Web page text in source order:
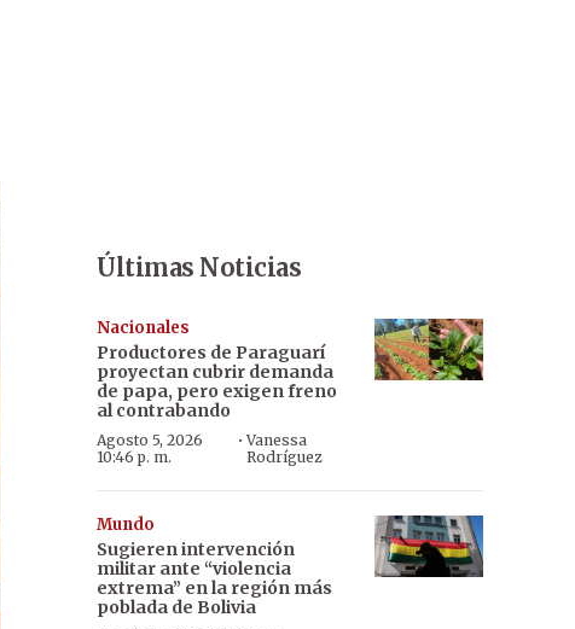
Últimas Noticias
Nacionales
Productores de Paraguarí
proyectan cubrir demanda
de papa, pero exigen freno
al contrabando
Agosto 5, 2026
10:46 p. m.
·Vanessa
Rodríguez
Mundo
Sugieren intervención
militar ante “violencia
extrema” en la región más
poblada de Bolivia